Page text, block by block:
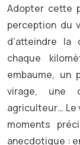
Adopter cette
perception du
d’atteindre la
chaque
embaume, un
virage, une
agriculteur… Le
moments
anecdotique :